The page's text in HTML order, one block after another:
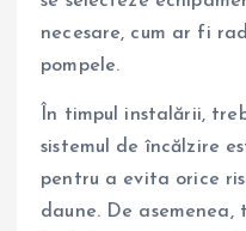
necesare, cum ar fi
pompele.
În timpul instalării,
sistemul de încălzire
pentru a evita orice
daune. De asemenea,